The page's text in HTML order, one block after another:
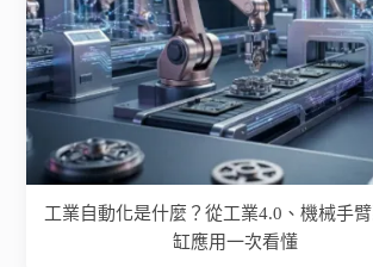
工業自動化是什麼？從工業4.0、機械手
缸應用一次看懂